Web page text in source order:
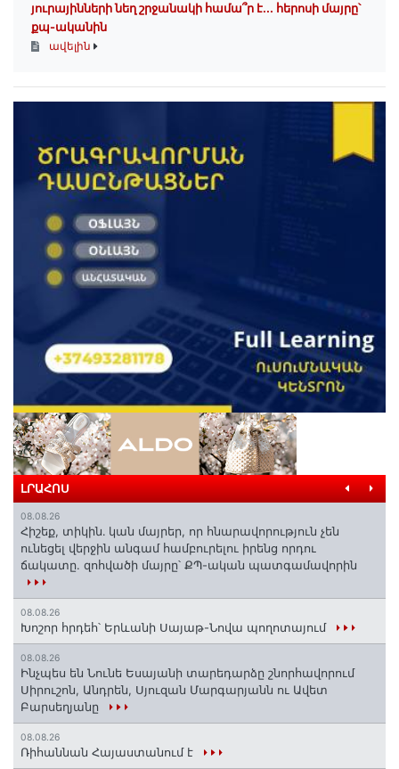
յուրայինների նեղ շրջանակի համա՞ր է․․․ հերոսի մայրը՝
քպ-ականին
ավելին
ԼՐԱՀՈՍ
08.08.26
Հիշեք, տիկին․ կան մայրեր, որ հնարավորություն չեն
ունեցել վերջին անգամ համբուրելու իրենց որդու
ճակատը. զոհվածի մայրը՝ ՔՊ-ական պատգամավորին
08.08.26
Խոշոր հրդեհ՝ Երևանի Սայաթ-Նովա պողոտայում
08.08.26
Ինչպես են Նունե Եսայանի տարեդարձը շնորհավորում
Սիրուշոն, Անդրեն, Սյուզան Մարգարյանն ու Ավետ
Բարսեղյանը
08.08.26
Ռիհաննան Հայաստանում է